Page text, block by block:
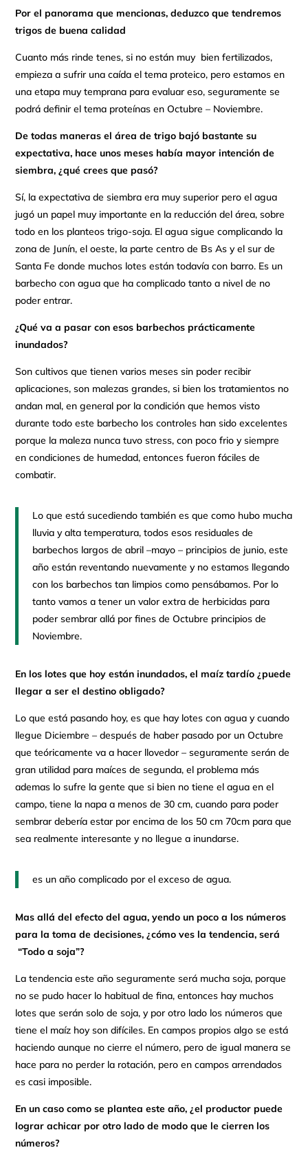
Por el panorama que mencionas, deduzco que tendremos
trigos de buena calidad
Cuanto más rinde tenes, si no están muy bien fertilizados,
empieza a sufrir una caída el tema proteico, pero estamos en
una etapa muy temprana para evaluar eso, seguramente se
podrá definir el tema proteínas en Octubre – Noviembre.
De todas maneras el área de trigo bajó bastante su
expectativa, hace unos meses había mayor intención de
siembra, ¿qué crees que pasó?
Sí, la expectativa de siembra era muy superior pero el agua
jugó un papel muy importante en la reducción del área, sobre
todo en los planteos trigo-soja. El agua sigue complicando la
zona de Junín, el oeste, la parte centro de Bs As y el sur de
Santa Fe donde muchos lotes están todavía con barro. Es un
barbecho con agua que ha complicado tanto a nivel de no
poder entrar.
¿Qué va a pasar con esos barbechos prácticamente
inundados?
Son cultivos que tienen varios meses sin poder recibir
aplicaciones, son malezas grandes, si bien los tratamientos no
andan mal, en general por la condición que hemos visto
durante todo este barbecho los controles han sido excelentes
porque la maleza nunca tuvo stress, con poco frio y siempre
en condiciones de humedad, entonces fueron fáciles de
combatir.
Lo que está sucediendo también es que como hubo mucha
lluvia y alta temperatura, todos esos residuales de
barbechos largos de abril –mayo – principios de junio, este
año están reventando nuevamente y no estamos llegando
con los barbechos tan limpios como pensábamos. Por lo
tanto vamos a tener un valor extra de herbicidas para
poder sembrar allá por fines de Octubre principios de
Noviembre.
En los lotes que hoy están inundados, el maíz tardío ¿puede
llegar a ser el destino obligado?
Lo que está pasando hoy, es que hay lotes con agua y cuando
llegue Diciembre – después de haber pasado por un Octubre
que teóricamente va a hacer llovedor – seguramente serán de
gran utilidad para maíces de segunda, el problema más
ademas lo sufre la gente que si bien no tiene el agua en el
campo, tiene la napa a menos de 30 cm, cuando para poder
sembrar debería estar por encima de los 50 cm 70cm para que
sea realmente interesante y no llegue a inundarse.
es un año complicado por el exceso de agua.
Mas allá del efecto del agua, yendo un poco a los números
para la toma de decisiones, ¿cómo ves la tendencia, será
“Todo a soja”?
La tendencia este año seguramente será mucha soja, porque
no se pudo hacer lo habitual de fina, entonces hay muchos
lotes que serán solo de soja, y por otro lado los números que
tiene el maíz hoy son difíciles. En campos propios algo se está
haciendo aunque no cierre el número, pero de igual manera se
hace para no perder la rotación, pero en campos arrendados
es casi imposible.
En un caso como se plantea este año, ¿el productor puede
lograr achicar por otro lado de modo que le cierren los
números?